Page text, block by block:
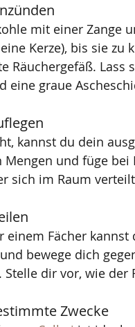
mit einer Zange
Kerze), bis sie
Räuchergefäß.
eine graue
kannst du dein
und füge
sich im Raum
einem Fächer
bewege dich
Stelle dir vor, wie
Zwecke